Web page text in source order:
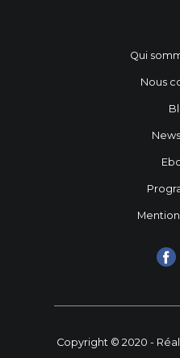
Qui
Nous
Copyright © 2020 -